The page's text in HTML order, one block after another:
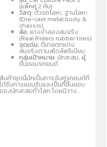
Porsche, Audi, Nissan เหมาะ
สำหรับนักสะสมอายุ 3 ปีขึ้นไป
(แพ็คคู่ 2 คัน)
วัสดุ: ตัวรถโลหะ, ฐานโลหะ
(Die-cast metal body &
chassis)
ล้อ: ยางจำลองสมจริง
(Real Riders rubber tires)
จุดเด่น: ดีเทลตกแต่ง
สมจริงตามสไตล์พรีเมียม
กลุ่มเป้าหมาย: นักสะสม, ผู้
ชื่นชอบรถยนต์
สินค้าชุดนี้มักเป็นการจับคู่รถยนต์ที่
ได้รับการยอมรับและเป็นที่ชื่นชอบ
ของนักสะสมทั่วโลก โดยมีวาง